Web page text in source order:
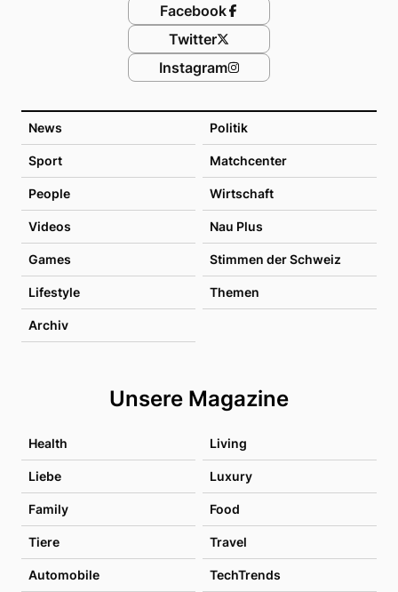
News Politik
Sport Matchcenter
People Wirtschaft
Videos Nau Plus
Games Stimmen der Schweiz
Lifestyle Themen
Archiv
Unsere Magazine
Health Living
Liebe Luxury
Family Food
Tiere Travel
Automobile TechTrends
Facebook
Twitter
Instagram